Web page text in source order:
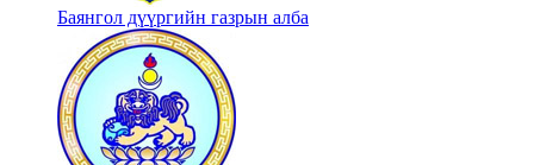
Баянгол дүүргийн газрын алба